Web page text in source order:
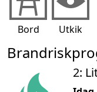
Bord Utkik
2: